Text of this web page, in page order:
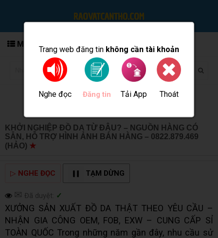
Trang web đăng tin không cần tài khoản
Nghe đọc Đăng tin Tải App Thoát
MENU
KHỞI NGHIỆP ĐỒ DA TỪ ĐÂU? – NGUỒN HÀNG CÓ
SẴN, HỖ TRỢ HÌNH ẢNH BÁN HÀNG – 0822.879.469
(HẢO) ★
▷ NGHE ĐỌC TẠM DỪNG
✉ Đã duyệt: ✓
XƯỞNG SẢN XUẤT ĐỒ DA THẬT THEO YÊU CẦU –
NHẬN GIA CÔNG OEM, FOB, EXW – CUNG CẤP SỈ
TOÀN QUỐC Trong những năm gần đây, nhu cầu sử